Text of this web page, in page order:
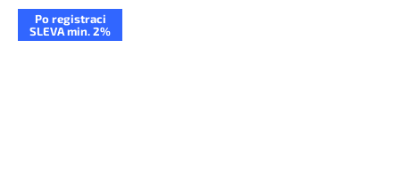
Po registraci
SLEVA min. 2%